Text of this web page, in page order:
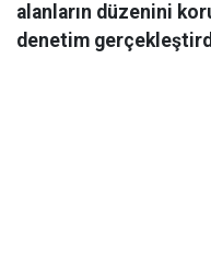
alanların düzenini
denetim